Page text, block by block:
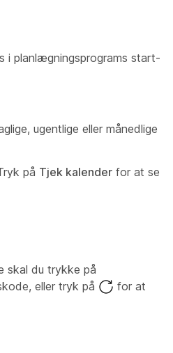
i planlægningsprograms start-
ugentlige eller månedlige
på Tjek kalender for at se
skal du trykke på
eller tryk på
for at